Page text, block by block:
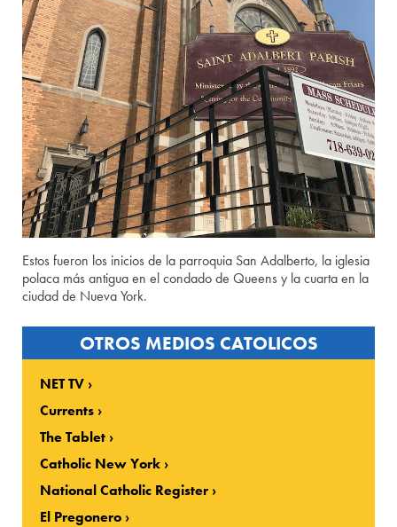
Estos fueron los inicios de la parroquia San Adalberto, la iglesia
polaca más antigua en el condado de Queens y la cuarta en la
ciudad de Nueva York.
OTROS MEDIOS CATOLICOS
NET TV
Currents
The Tablet
Catholic New York
National Catholic Register
El Pregonero